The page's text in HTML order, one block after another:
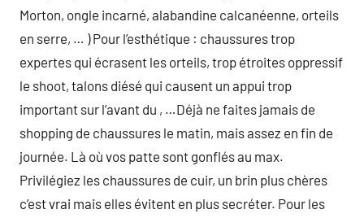
Morton, ongle incarné, alabandine calcanéenne, orteils
en serre, … ) Pour l’esthétique : chaussures trop
expertes qui écrasent les orteils, trop étroites oppressif
le shoot, talons diésé qui causent un appui trop
important sur l’avant du , …Déjà ne faites jamais de
shopping de chaussures le matin, mais assez en fin de
journée. Là où vos patte sont gonflés au max.
Privilégiez les chaussures de cuir, un brin plus chères
c’est vrai mais elles évitent en plus secréter. Pour les